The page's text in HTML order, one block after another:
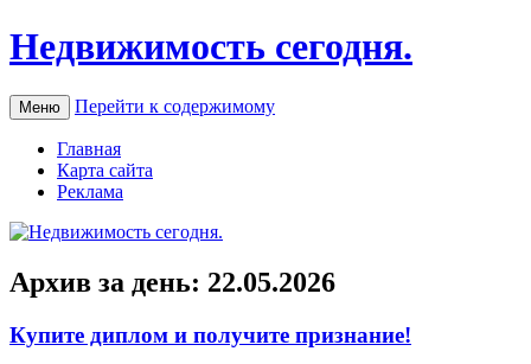
Недвижимость сегодня.
Меню Перейти к содержимому
Главная
Карта сайта
Реклама
Архив за день: 22.05.2026
Купите диплом и получите признание!